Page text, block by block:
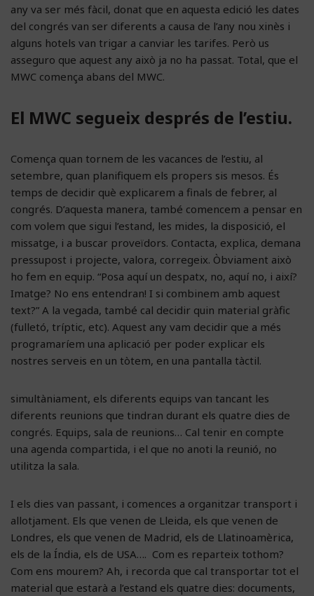
any va ser més fàcil, donat que en aquesta edició les dates
del congrés van ser diferents a causa de l’any nou xinès i
alguns hotels van trigar a canviar les tarifes. Però us
asseguro que aquest any això ja no ha passat. Total, que el
MWC comença abans del MWC.
El MWC segueix després de l’estiu.
Comença quan tornem de les vacances de l’estiu, al
setembre, quan planifiquem els propers sis mesos. És
temps de decidir què explicarem a finals de febrer, al
congrés. D’aquesta manera, també comencem a pensar en
com volem que sigui l’estand, les mides, la disposició, el
missatge, i a buscar proveïdors. Contacta, explica, demana
pressupost i projecte, valora, corregeix. Òbviament això
ho fem en equip. “Posa aquí un despatx, no, aquí no, i així?
Imatge? No ens entendran! I si combinem amb aquest
text?” A la vegada, també cal decidir quin material gràfic
(fulletó, tríptic, etc). Aquest any vam decidir que a més
programaríem una aplicació per poder explicar els
nostres serveis en un tòtem, en una pantalla tàctil.
simultàniament, els diferents equips van tancant les
diferents reunions que tindran durant els quatre dies de
congrés. Equips, sala de reunions… Cal tenir en compte
una agenda compartida, i el que no anoti la reunió, no
utilitza la sala.
I els dies van passant, i comences a organitzar transport i
allotjament. Els que venen de Lleida, els que venen de
Londres, els que venen de Madrid, els de Llatinoamèrica,
els de la Índia, els de USA…. Com es reparteix tothom?
Com ens mourem? Ah, i recorda que cal transportar tot el
material que estarà a l’estand els quatre dies: documents,